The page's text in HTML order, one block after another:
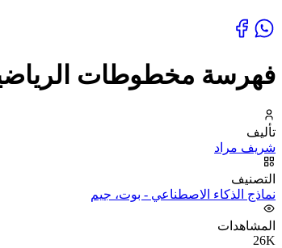
فهرسة مخطوطات
تأليف
شريف مراد
التصنيف
نماذج الذكاء الاصطناعي - بوت، جيم
المشاهدات
26K